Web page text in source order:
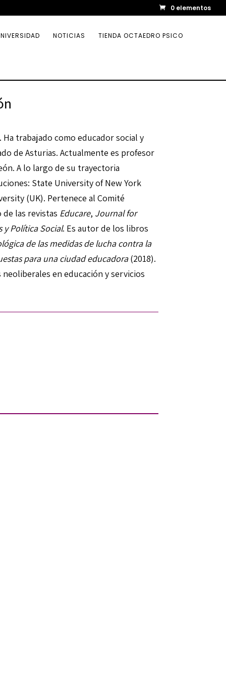
0 elementos
NOTICIAS TIENDA OCTAEDRO PSICO
trabajado como educador social y
de Asturias. Actualmente es profesor
A lo largo de su trayectoria
State University of New York
(UK). Pertenece al Comité
las revistas Educare, Journal for
y Política Social. Es autor de los libros
de las medidas de lucha contra la
para una ciudad educadora(2018).
en educación y servicios